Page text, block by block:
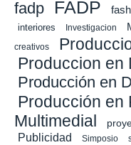
fadp
FADP
interiores Investigacion
creativos
Produccion en
Producción en
Producción en
Multimedial
Publicidad Simposio